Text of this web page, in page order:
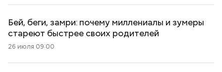
Бей, беги, замри: почему миллениалы и зумеры
стареют быстрее своих родителей
26 июля 09:00